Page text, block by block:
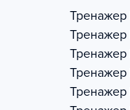
Тренажер
Тренажер
Тренажер
Тренажер
Тренажер